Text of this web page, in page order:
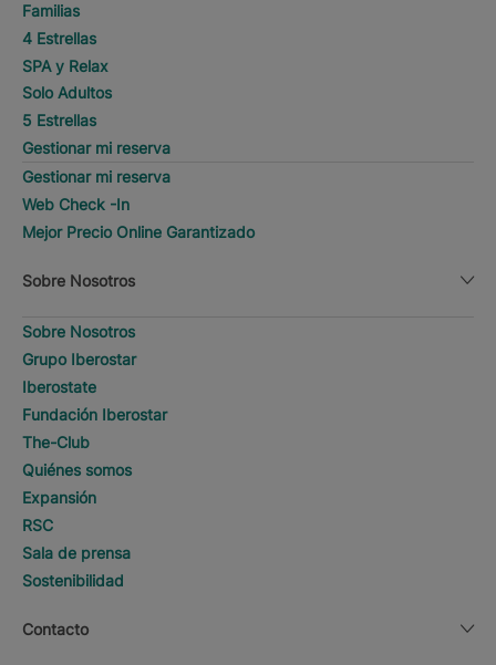
Familias
4 Estrellas
SPA y Relax
Solo Adultos
5 Estrellas
Gestionar mi reserva
Gestionar mi reserva
Web Check -In
Mejor Precio Online Garantizado
Sobre Nosotros
Sobre Nosotros
Grupo Iberostar
Iberostate
Fundación Iberostar
The-Club
Quiénes somos
Expansión
RSC
Sala de prensa
Sostenibilidad
Contacto